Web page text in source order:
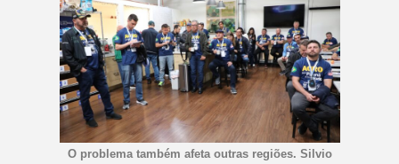
O problema também afeta outras regiões. Silvio